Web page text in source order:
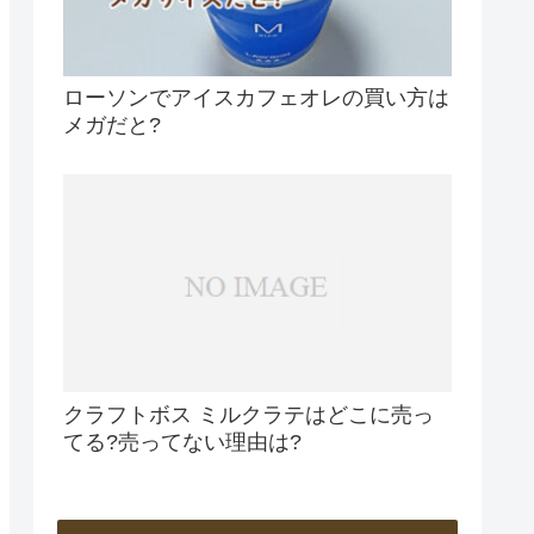
ローソンでアイスカフェオレの買い方は
メガだと?
クラフトボス ミルクラテはどこに売っ
てる?売ってない理由は?